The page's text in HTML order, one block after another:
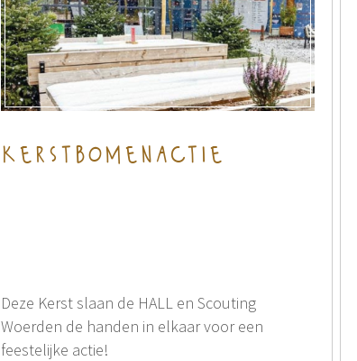
kerstbomenactie
Deze Kerst slaan de HALL en Scouting
Woerden de handen in elkaar voor een
feestelijke actie!